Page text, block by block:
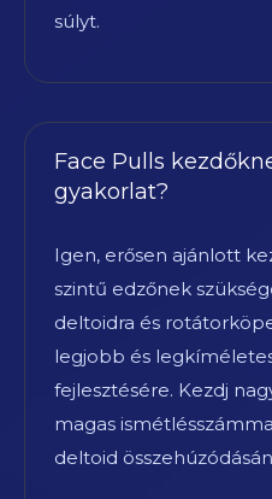
súlyt.
Face Pulls
gyakorlat?
Igen, erősen ajánlott
szintű edzőnek
deltoidra és
legjobb és
fejlesztésére. Kezdj
magas
deltoid